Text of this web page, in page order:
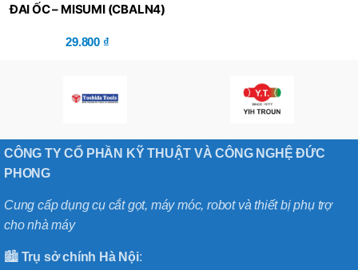
ĐAI ỐC – MISUMI (CBALN4)
29.800 ₫
CÔNG TY CỔ PHẦN KỸ THUẬT VÀ CÔNG NGHỆ ĐỨC
PHONG
Cung cấp dụng cụ cắt gọt, máy móc, robot và thiết bị phụ trợ
cho nhà máy
🏙️ Trụ sở chính Hà Nội: